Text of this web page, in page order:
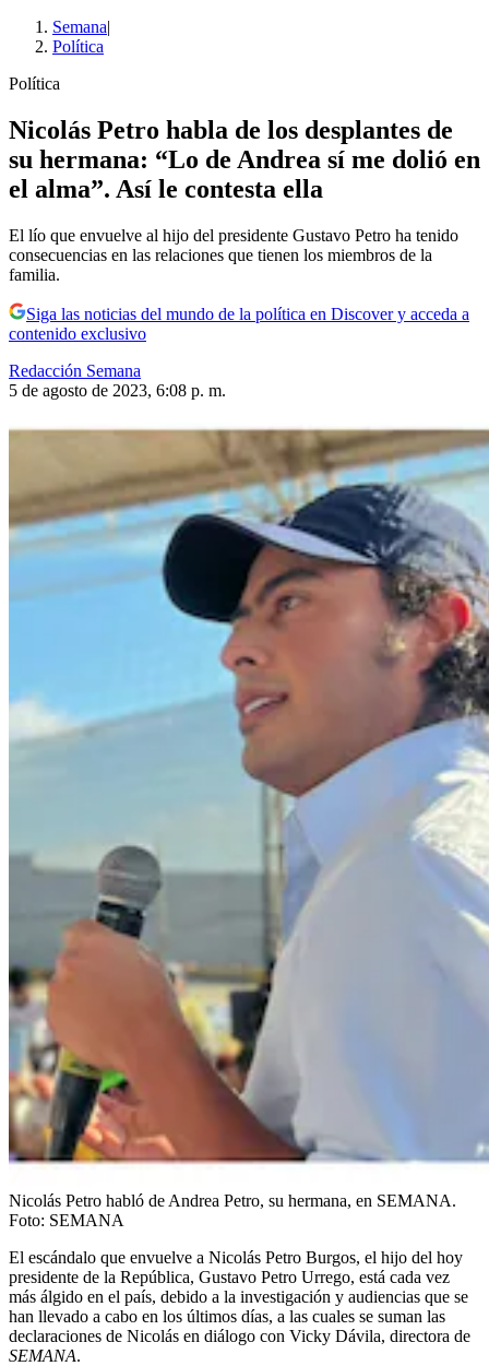
Semana|
Política
Política
Nicolás Petro habla de los desplantes de
su hermana: “Lo de Andrea sí me dolió en
el alma”. Así le contesta ella
El lío que envuelve al hijo del presidente Gustavo Petro ha tenido
consecuencias en las relaciones que tienen los miembros de la
familia.
Siga las noticias del mundo de la política en Discover y acceda a
contenido exclusivo
Redacción Semana
5 de agosto de 2023, 6:08 p. m.
Nicolás Petro habló de Andrea Petro, su hermana, en SEMANA.
Foto: SEMANA
El escándalo que envuelve a Nicolás Petro Burgos, el hijo del hoy
presidente de la República, Gustavo Petro Urrego, está cada vez
más álgido en el país, debido a la investigación y audiencias que se
han llevado a cabo en los últimos días, a las cuales se suman las
declaraciones de Nicolás en diálogo con Vicky Dávila, directora de
SEMANA.